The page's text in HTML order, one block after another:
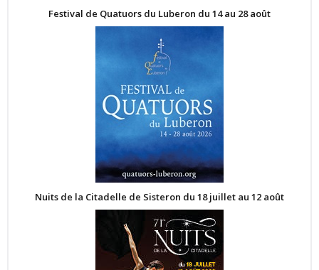
Festival de Quatuors du Luberon du 14 au 28 août
Nuits de la Citadelle de Sisteron du 18 juillet au 12 août